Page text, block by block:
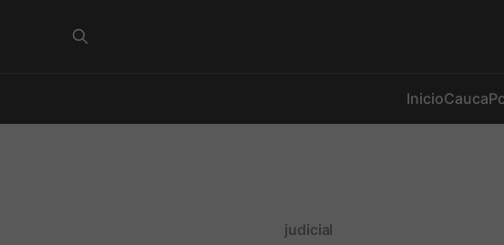
InicioCauca
judicial